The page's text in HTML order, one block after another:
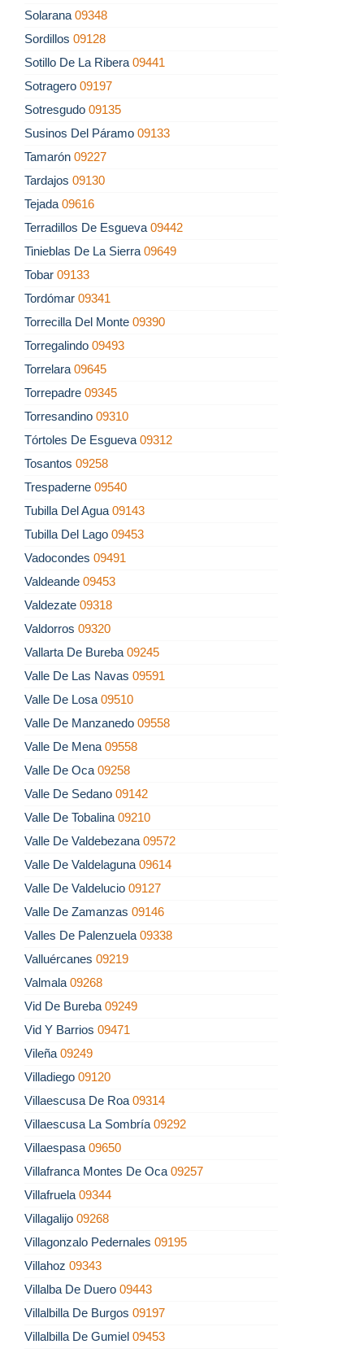
Solarana 09348
Sordillos 09128
Sotillo De La Ribera 09441
Sotragero 09197
Sotresgudo 09135
Susinos Del Páramo 09133
Tamarón 09227
Tardajos 09130
Tejada 09616
Terradillos De Esgueva 09442
Tinieblas De La Sierra 09649
Tobar 09133
Tordómar 09341
Torrecilla Del Monte 09390
Torregalindo 09493
Torrelara 09645
Torrepadre 09345
Torresandino 09310
Tórtoles De Esgueva 09312
Tosantos 09258
Trespaderne 09540
Tubilla Del Agua 09143
Tubilla Del Lago 09453
Vadocondes 09491
Valdeande 09453
Valdezate 09318
Valdorros 09320
Vallarta De Bureba 09245
Valle De Las Navas 09591
Valle De Losa 09510
Valle De Manzanedo 09558
Valle De Mena 09558
Valle De Oca 09258
Valle De Sedano 09142
Valle De Tobalina 09210
Valle De Valdebezana 09572
Valle De Valdelaguna 09614
Valle De Valdelucio 09127
Valle De Zamanzas 09146
Valles De Palenzuela 09338
Valluércanes 09219
Valmala 09268
Vid De Bureba 09249
Vid Y Barrios 09471
Vileña 09249
Villadiego 09120
Villaescusa De Roa 09314
Villaescusa La Sombría 09292
Villaespasa 09650
Villafranca Montes De Oca 09257
Villafruela 09344
Villagalijo 09268
Villagonzalo Pedernales 09195
Villahoz 09343
Villalba De Duero 09443
Villalbilla De Burgos 09197
Villalbilla De Gumiel 09453